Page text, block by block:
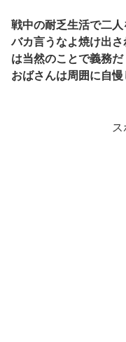
戦中の耐乏生活で二
バカ言うなよ焼け出
は当然のことで義務だ
おばさんは周囲に自